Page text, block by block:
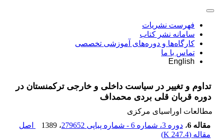
فهرست نشریات
سامانه نشر کتاب
کارگاه‌ها و دوره‌های آموزشی تخصصی
تماس با ما
English
تداوم و تغییر در سیاست داخلی و خارجی ترکمنستان در
دوره قربان قلی بردی محمداف
مطالعات اوراسیای مرکزی
مقاله 6
، دوره 3، شماره 6 - شماره پیاپی 279652 ، 1389
اصل
مقاله (247.4 K
)